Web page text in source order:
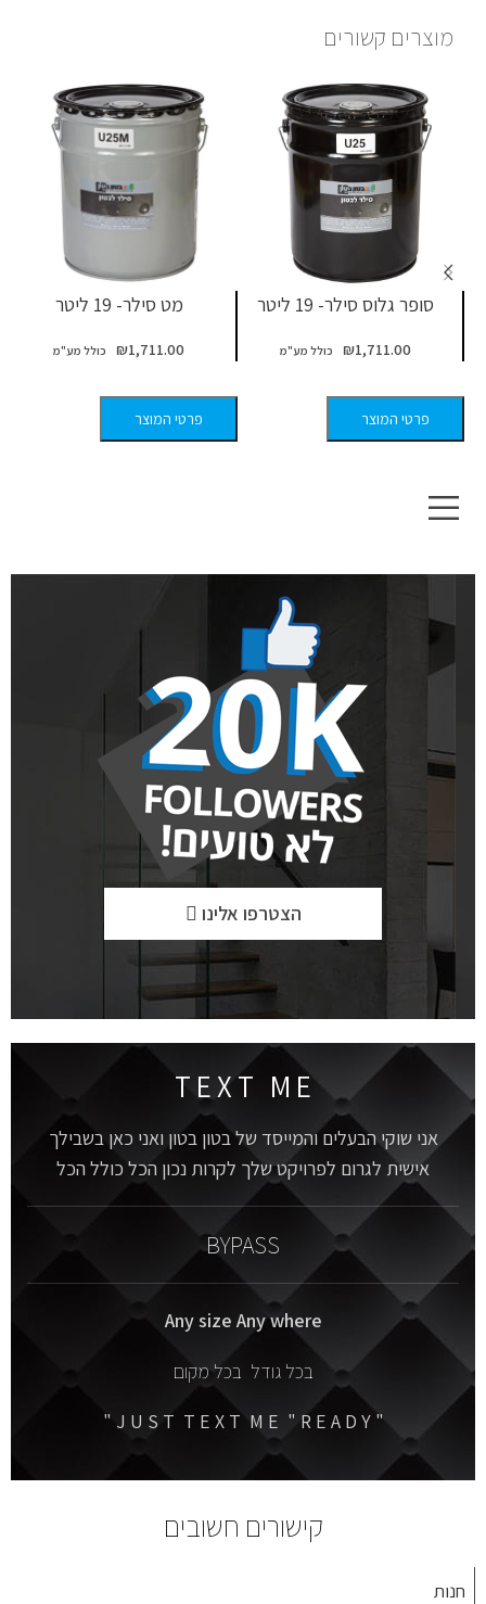
מוצרים קשורים
סופר גלוס סילר- 19 ליטר
₪1,711.00
פרטי המוצר
מט סילר- 19 ליטר
₪1,711.00
פרטי המוצר
הצטרפו אלינו
T E X T M E
אני שוקי הבעלים והמייסד של בטון בטון ואני כאן בשבילך
אישית לגרום לפרויקט שלך לקרות נכון הכל כולל הכל
BYPASS
Any size Any where
בכל גודל בכל מקום
" J U S T T E X T M E " R E A D Y "
קישורים חשובים
חנות